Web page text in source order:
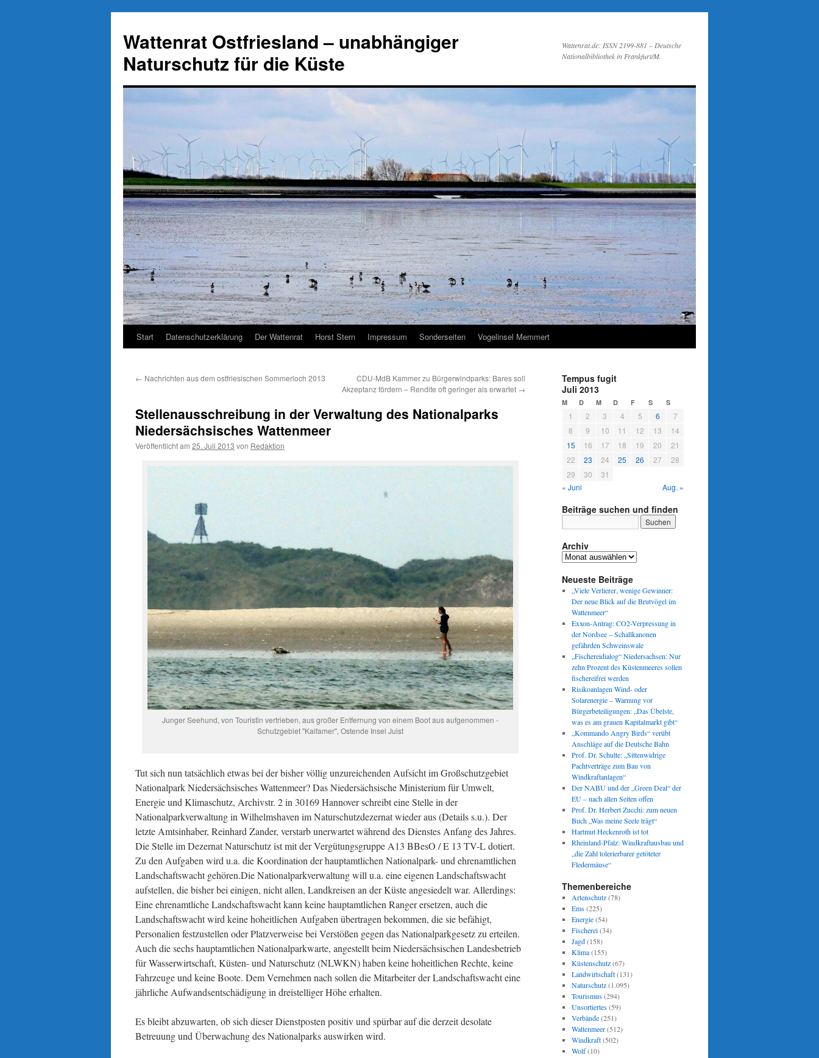
springen
Wattenrat Ostfriesland – unabhängiger
Naturschutz für die Küste
Wattenrat.de: ISSN 2199-881 – Deutsche
Nationalbibliothek in Frankfurt/M.
Start Datenschutzerklärung Der Wattenrat Horst Stern Impressum Sonderseiten Vogelinsel Memmert
← Nachrichten aus dem ostfriesischen Sommerloch 2013
CDU-MdB Kammer zu Bürgerwindparks: Bares soll
Akzeptanz fördern – Rendite oft geringer als erwartet →
Stellenausschreibung in der Verwaltung des Nationalparks
Niedersächsisches Wattenmeer
Veröffentlicht am 25. Juli 2013 von Redaktion
Junger Seehund, von Touristin vertrieben, aus großer Entfernung von einem Boot aus aufgenommen -
Schutzgebiet "Kalfamer", Ostende Insel Juist
Tut sich nun tatsächlich etwas bei der bisher völlig unzureichenden Aufsicht im Großschutzgebiet
Nationalpark Niedersächsisches Wattenmeer? Das Niedersächsische Ministerium für Umwelt,
Energie und Klimaschutz, Archivstr. 2 in 30169 Hannover schreibt eine Stelle in der
Nationalparkverwaltung in Wilhelmshaven im Naturschutzdezernat wieder aus (Details s.u.). Der
letzte Amtsinhaber, Reinhard Zander, verstarb unerwartet während des Dienstes Anfang des Jahres.
Die Stelle im Dezernat Naturschutz ist mit der Vergütungsgruppe A13 BBesO / E 13 TV-L dotiert.
Zu den Aufgaben wird u.a. die Koordination der hauptamtlichen Nationalpark- und ehrenamtlichen
Landschaftswacht gehören.Die Nationalparkverwaltung will u.a. eine eigenen Landschaftswacht
aufstellen, die bisher bei einigen, nicht allen, Landkreisen an der Küste angesiedelt war. Allerdings:
Eine ehrenamtliche Landschaftswacht kann keine hauptamtlichen Ranger ersetzen, auch die
Landschaftswacht wird keine hoheitlichen Aufgaben übertragen bekommen, die sie befähigt,
Personalien festzustellen oder Platzverweise bei Verstößen gegen das Nationalparkgesetz zu erteilen.
Auch die sechs hauptamtlichen Nationalparkwarte, angestellt beim Niedersächsischen Landesbetrieb
für Wasserwirtschaft, Küsten- und Naturschutz (NLWKN) haben keine hoheitlichen Rechte, keine
Fahrzeuge und keine Boote. Dem Vernehmen nach sollen die Mitarbeiter der Landschaftswacht eine
jährliche Aufwandsentschädigung in dreistelliger Höhe erhalten.
Es bleibt abzuwarten, ob sich dieser Dienstposten positiv und spürbar auf die derzeit desolate
Betreuung und Überwachung des Nationalparks auswirken wird.
Tempus fugit
Juli 2013
M D M D F S S
1 2 3 4 5 6
7
8
9 10 11 12 13
14
15
16 17 18 19 20
21
22
23 24 25 26 27
28
29
30
31
« Juni
Aug. »
Beiträge suchen und finden
Archiv
Archiv
Neueste Beiträge
„Viele Verlierer, wenige Gewinner:
Der neue Blick auf die Brutvögel im
Wattenmeer“
Exxon-Antrag: CO2-Verpressung in
der Nordsee – Schallkanonen
gefährden Schweinswale
„Fischereidialog“ Niedersachsen: Nur
zehn Prozent des Küstenmeeres sollen
fischereifrei werden
Risikoanlagen Wind- oder
Solarenergie – Warnung vor
Bürgerbeteiligungen: „Das Übelste,
was es am grauen Kapitalmarkt gibt“
„Kommando Angry Birds“ verübt
Anschläge auf die Deutsche Bahn
Prof. Dr. Schulte: „Sittenwidrige
Pachtverträge zum Bau von
Windkraftanlagen“
Der NABU und der „Green Deal“ der
EU – nach allen Seiten offen
Prof. Dr. Herbert Zucchi: zum neuen
Buch „Was meine Seele trägt“
Hartmut Heckenroth ist tot
Rheinland-Pfalz: Windkraftausbau und
„die Zahl tolerierbarer getöteter
Fledermäuse“
Themenbereiche
Artenschutz(78)
Ems(225)
Energie(54)
Fischerei(34)
Jagd(158)
Klima(155)
Küstenschutz(67)
Landwirtschaft(131)
Naturschutz(1.095)
Tourismus(294)
Unsortiertes(59)
Verbände(251)
Wattenmeer(512)
Windkraft(502)
Wolf(10)